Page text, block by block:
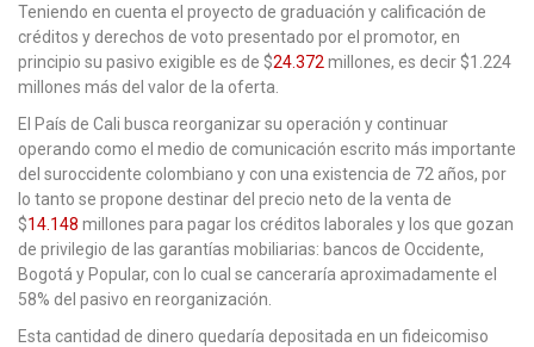
Teniendo en cuenta el proyecto de graduación y calificación de
créditos y derechos de voto presentado por el promotor, en
principio su pasivo exigible es de $24.372 millones, es decir $1.224
millones más del valor de la oferta.
El País de Cali busca reorganizar su operación y continuar
operando como el medio de comunicación escrito más importante
del suroccidente colombiano y con una existencia de 72 años, por
lo tanto se propone destinar del precio neto de la venta de
$14.148 millones para pagar los créditos laborales y los que gozan
de privilegio de las garantías mobiliarias: bancos de Occidente,
Bogotá y Popular, con lo cual se canceraría aproximadamente el
58% del pasivo en reorganización.
Esta cantidad de dinero quedaría depositada en un fideicomiso